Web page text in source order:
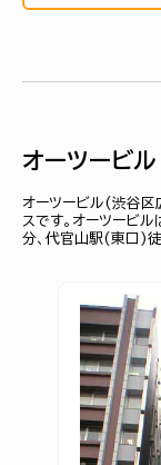
オーツービル
オーツービル(渋谷
スです。オーツービ
分、代官山駅(東口)